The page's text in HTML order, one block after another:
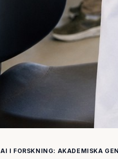
AI I FORSKNING: AKADEMISKA